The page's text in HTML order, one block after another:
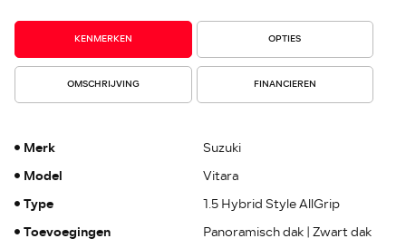
KENMERKEN OPTIES
OMSCHRIJVING FINANCIEREN
Merk Suzuki
Model Vitara
Type 1.5 Hybrid Style AllGrip
Toevoegingen Panoramisch dak | Zwart dak